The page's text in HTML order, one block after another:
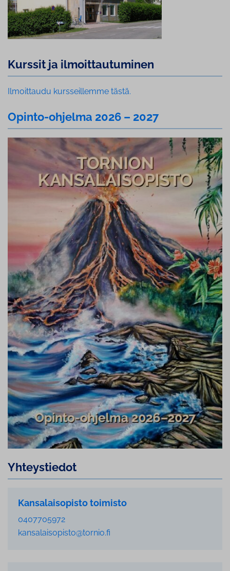
Kurssit ja il­moit­tau­tu­mi­nen
Ilmoittaudu kursseillemme tästä.
Opinto-ohjelma 2026 – 2027
Yh­teys­tie­dot
Kansalaisopisto toimisto
0407705972
kansalaisopisto@tornio.fi